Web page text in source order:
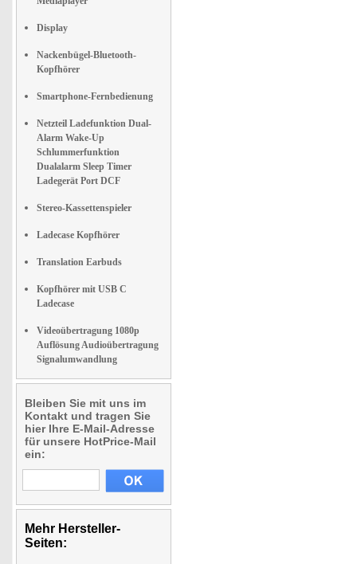
Display
Nackenbügel-Bluetooth-
Kopfhörer
Smartphone-Fernbedienung
Netzteil Ladefunktion Dual-
Alarm Wake-Up
Schlummerfunktion
Dualalarm Sleep Timer
Ladegerät Port DCF
Stereo-Kassettenspieler
Ladecase Kopfhörer
Translation Earbuds
Kopfhörer mit USB C
Ladecase
Videoübertragung 1080p
Auflösung Audioübertragung
Signalumwandlung
Bleiben Sie mit uns im
Kontakt und tragen Sie
hier Ihre E-Mail-Adresse
für unsere HotPrice-Mail
ein:
Mehr Hersteller-
Seiten: